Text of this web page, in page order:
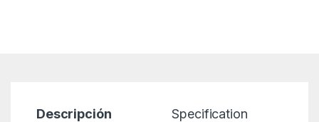
Descripción Specification